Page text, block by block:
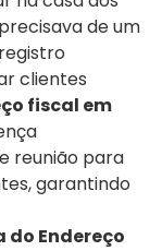
de um
clientes
fiscal em
reunião para
garantindo
Endereço